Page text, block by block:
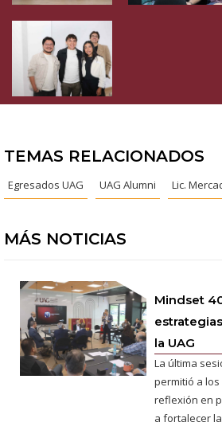
TEMAS RELACIONADOS
Egresados UAG UAG Alumni Lic.
MÁS NOTICIAS
Mindset
la UAG
La última
permitió a
reflexión en
a fortalecer